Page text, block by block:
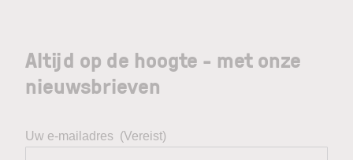
Altijd op de hoogte - met onze
nieuwsbrieven
Uw e-mailadres (Vereist)